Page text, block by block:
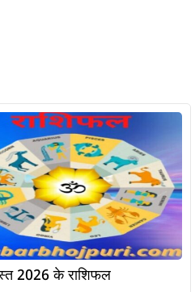
2026 के राशिफल